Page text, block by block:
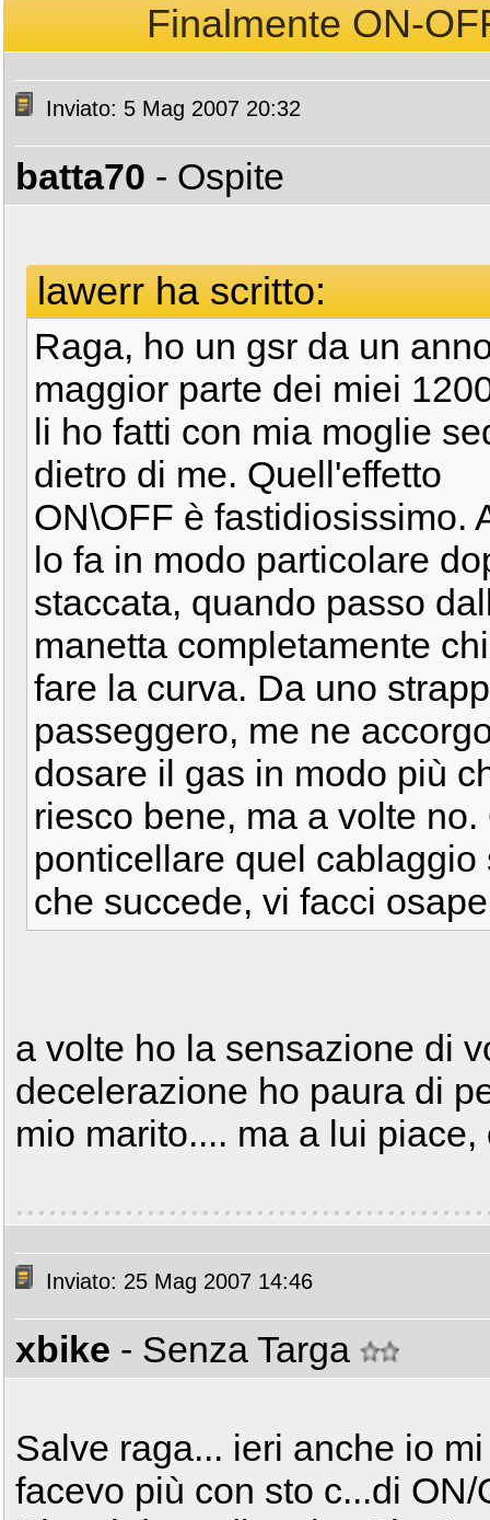
Finalmente ON-
Inviato: 5 Mag 2007 20:32
batta70 - Ospite
lawerr ha scritto:
Raga, ho un gsr da un
maggior parte dei miei
li ho fatti con mia moglie
dietro di me. Quell'effetto
ON\OFF è fastidiosissimo.
lo fa in modo particolare
staccata, quando passo
manetta completamente
fare la curva. Da uno
passeggero, me ne
dosare il gas in modo più
riesco bene, ma a volte
ponticellare quel
che succede, vi facci
a volte ho la sensazione di
decelerazione ho paura di
mio marito.... ma a lui
Inviato: 25 Mag 2007 14:46
xbike - Senza Targa
Salve raga... ieri anche io
facevo più con sto c...di ON/